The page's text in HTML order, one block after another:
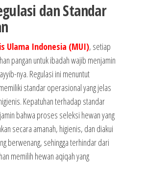
dan Standar
Ulama Indonesia (MUI), setiap
pangan untuk ibadah wajib menjamin
nya. Regulasi ini menuntut
standar operasional yang jelas
Kepatuhan terhadap standar
bahwa proses seleksi hewan yang
secara amanah, higienis, dan diakui
berwenang, sehingga terhindar dari
memilih hewan aqiqah yang